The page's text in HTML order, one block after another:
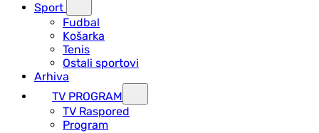
Sport
Fudbal
Košarka
Tenis
Ostali sportovi
Arhiva
TV PROGRAM
ТV Raspored
Program